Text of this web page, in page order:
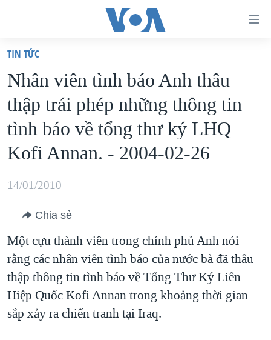
truy
cập
Tới
nội
chính
Tới
hướng
chính
tới
"Tìm"
VIỆT NAM
HOA KỲ
BIỂN ĐÔNG
THẾ GIỚI
MỤC
TỰ DO BÁO CHÍ
VẠCH TRẦN TIN GIẢ
NGƯỜI VIỆT HẢI NGOẠI
CHUYÊN ĐỀ
CHIẾN TRANH THƯƠNG MẠI CỦA MỸ: QUÁ KHỨ VÀ HIỆN
TẠI
HÀNH TRÌNH BẦU CỬ 2024
MỘT NĂM CHIẾN TRANH TẠI DẢI GAZA
HỌC TIẾNG ANH
VIDEO
NGHE
TIN TỨC
Nhân viên tình báo Anh thâu
thập trái phép những thông tin
tình báo về tổng thư ký LHQ
Kofi Annan. - 2004-02-26
14/01/2010
Chia sẻ
Một cựu thành viên trong chính phủ Anh nói
rằng các nhân viên tình báo của nước bà đã thâu
thập thông tin tình báo về Tổng Thư Ký Liên
Hiệp Quốc Kofi Annan trong khoảng thời gian
sắp xảy ra chiến tranh tại Iraq.